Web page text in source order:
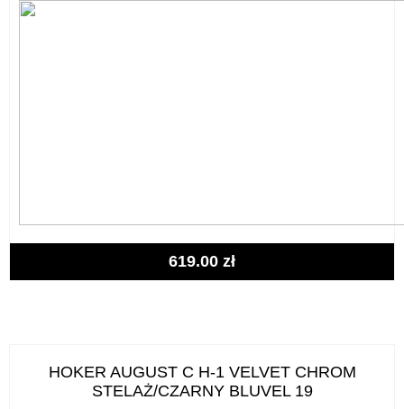
619.00 zł
HOKER AUGUST C H-1 VELVET CHROM
STELAŻ/CZARNY BLUVEL 19